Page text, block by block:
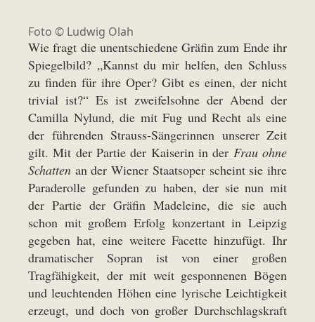
Foto © Ludwig Olah
Wie fragt die unentschiedene Gräfin zum Ende ihr
Spiegelbild? „Kannst du mir helfen, den Schluss
zu finden für ihre Oper? Gibt es einen, der nicht
trivial ist?“ Es ist zweifelsohne der Abend der
Camilla Nylund, die mit Fug und Recht als eine
der führenden Strauss-Sängerinnen unserer Zeit
gilt. Mit der Partie der Kaiserin in der Frau ohne
Schatten an der Wiener Staatsoper scheint sie ihre
Paraderolle gefunden zu haben, der sie nun mit
der Partie der Gräfin Madeleine, die sie auch
schon mit großem Erfolg konzertant in Leipzig
gegeben hat, eine weitere Facette hinzufügt. Ihr
dramatischer Sopran ist von einer großen
Tragfähigkeit, der mit weit gesponnenen Bögen
und leuchtenden Höhen eine lyrische Leichtigkeit
erzeugt, und doch von großer Durchschlagskraft